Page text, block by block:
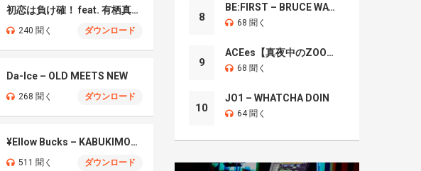
初恋は負け確！ feat. 有栖真凛愛
240 聞く ダウンロード
Da-Ice – OLD MEETS NEW
268 聞く ダウンロード
¥Ellow Bucks – KABUKIMONO
511 聞く ダウンロード
8
BE:FIRST – BRUCE WAYNE
68 聞く
9
ACEes【真夜中のZOO】
68 聞く
10
JO1 – WHATCHA DOIN
64 聞く